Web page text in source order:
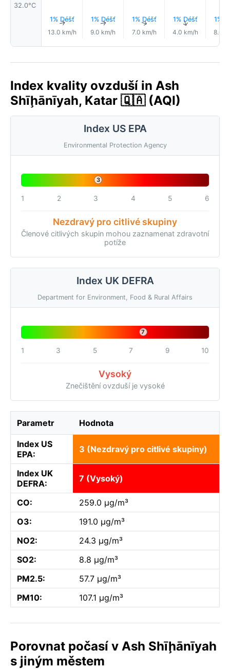
32.0°C
1% Déšť
↑
13.0 km/h
1% Déšť
↑
9.0 km/h
1% Déšť
↑
7.0 km/h
1% Déšť
↑
4.0 km/h
1%
8.0
Index kvality ovzduší in Ash
Shīḩānīyah, Katar 🇶🇦 (AQI)
Index US EPA
Environmental Protection Agency
3
1 2 3 4 5 6
Nezdravý pro citlivé skupiny
Členové citlivých skupin mohou zaznamenat zdravotní
potíže
Index UK DEFRA
Department for Environment, Food & Rural Affairs
7
1 3 5 7 9 10
Vysoký
Znečištění ovzduší je vysoké
Parametr Hodnota
Index US
EPA:
3 (Nezdravý pro citlivé skupiny)
Index UK
DEFRA:
7 (Vysoký)
CO:
259.0 µg/m³
O3:
191.0 µg/m³
NO2:
24.3 µg/m³
SO2:
8.8 µg/m³
PM2.5:
57.7 µg/m³
PM10:
107.1 µg/m³
Porovnat počasí v Ash Shīḩānīyah
s jiným městem